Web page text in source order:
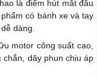
là điểm hút mắt đầu
có bánh xe và tay
dàng.
motor công suất cao,
dây phun chịu áp